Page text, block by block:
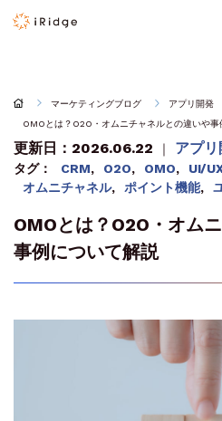
マーケティングブログ
アプリ開発
OMOとは？O2O・オムニチャネルとの違いや事
更新日：2026.06.22 ｜ アプリ
タグ： CRM, O2O, OMO, UI/
オムニチャネル, ポイント機能,
OMOとは？O2O・オム
事例について解説